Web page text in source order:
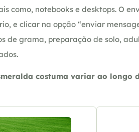
como, notebooks e desktops. O
e clicar na opção “enviar
de grama, preparação de solo,
costuma variar ao longo